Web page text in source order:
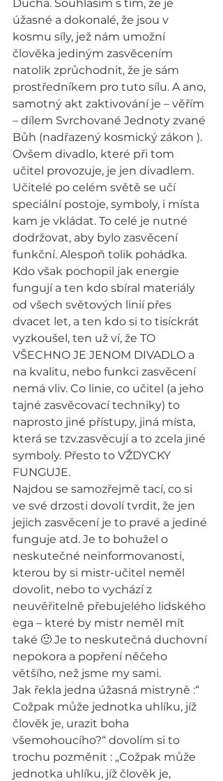
Ducha. Souhlasím s tím, že je
úžasné a dokonalé, že jsou v
kosmu síly, jež nám umožní
člověka jediným zasvěcením
natolik zprůchodnit, že je sám
prostředníkem pro tuto sílu. A ano,
samotný akt zaktivování je – věřím
– dílem Svrchované Jednoty zvané
Bůh (nadřazený kosmický zákon ).
Ovšem divadlo, které při tom
učitel provozuje, je jen divadlem.
Učitelé po celém světě se učí
speciální postoje, symboly, i místa
kam je vkládat. To celé je nutné
dodržovat, aby bylo zasvěcení
funkční. Alespoň tolik pohádka.
Kdo však pochopil jak energie
fungují a ten kdo sbíral materiály
od všech světových linií přes
dvacet let, a ten kdo si to tisíckrát
vyzkoušel, ten už ví, že TO
VŠECHNO JE JENOM DIVADLO a
na kvalitu, nebo funkci zasvěcení
nemá vliv. Co linie, co učitel (a jeho
tajné zasvěcovací techniky) to
naprosto jiné přístupy, jiná místa,
která se tzv.zasvěcují a to zcela jiné
symboly. Přesto to VŽDYCKY
FUNGUJE.
Najdou se samozřejmě tací, co si
ve své drzosti dovolí tvrdit, že jen
jejich zasvěcení je to pravé a jediné
funguje atd. Je to bohužel o
neskutečné neinformovanosti,
kterou by si mistr-učitel neměl
dovolit, nebo to vychází z
neuvěřitelně přebujelého lidského
ega – které by mistr neměl mít
také 🙂 Je to neskutečná duchovní
nepokora a popření něčeho
většího, než jsme my sami.
Jak řekla jedna úžasná mistryně :“
Cožpak může jednotka uhlíku, jíž
člověk je, urazit boha
všemohoucího?“ dovolím si to
trochu pozměnit : „Cožpak může
jednotka uhlíku, jíž člověk je,